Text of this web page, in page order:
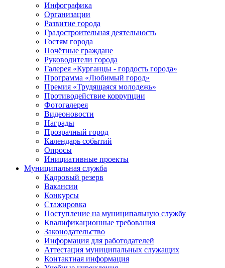
Инфографика
Организации
Развитие города
Градостроительная деятельность
Гостям города
Почётные граждане
Руководители города
Галерея «Курганцы - гордость города»
Программа «Любимый город»
Премия «Трудящаяся молодежь»
Противодействие коррупции
Фотогалерея
Видеоновости
Награды
Прозрачный город
Календарь событий
Опросы
Инициативные проекты
Муниципальная служба
Кадровый резерв
Вакансии
Конкурсы
Стажировка
Поступление на муниципальную службу
Квалификационные требования
Законодательство
Информация для работодателей
Аттестация муниципальных служащих
Контактная информация